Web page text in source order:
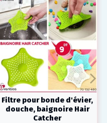
Filtre pour bonde d'évier,
douche, baignoire Hair
Catcher